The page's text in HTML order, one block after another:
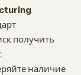
получить
наличие